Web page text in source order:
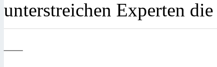
unterstreichen Experten
—